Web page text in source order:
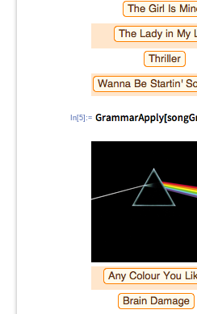
In[5]:=